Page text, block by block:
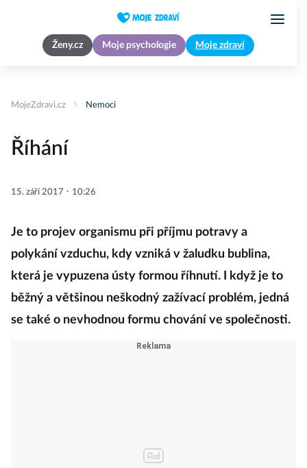
Ženy.cz Moje psychologie Moje zdraví
MojeZdravi.cz Nemoci
Říhání
15. září 2017 · 10:26
Je to projev organismu při příjmu potravy a
polykání vzduchu, kdy vzniká v žaludku bublina,
která je vypuzena ústy formou říhnutí. I když je to
běžný a většinou neškodný zažívací problém, jedná
se také o nevhodnou formu chování ve společnosti.